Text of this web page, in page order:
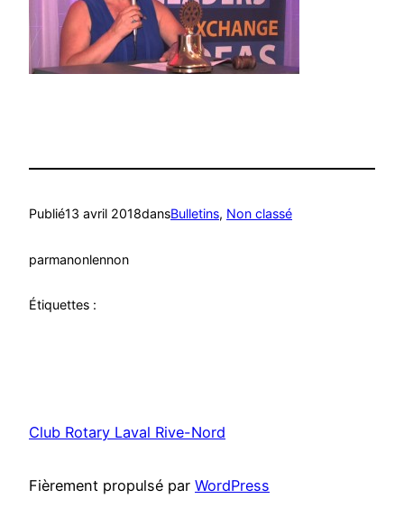
Publié13 avril 2018dansBulletins, Non classé
parmanonlennon
Étiquettes :
Club Rotary Laval Rive-Nord
Fièrement propulsé par WordPress